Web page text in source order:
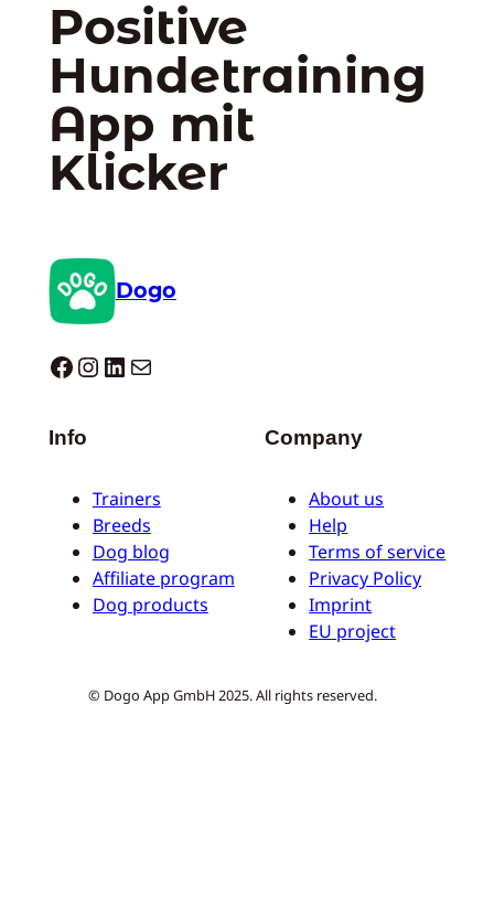
Positive
Hundetraining
App mit
Klicker
Dogo
Dogo facebook InstagramLinkedIn E-Mail
Info
Trainers
Breeds
Dog blog
Affiliate program
Dog products
Company
About us
Help
Terms of service
Privacy Policy
Imprint
EU project
© Dogo App GmbH 2025. All rights reserved.